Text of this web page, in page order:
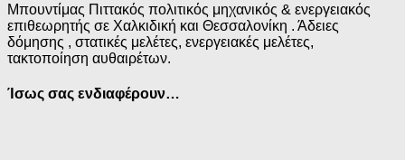
Μπουντίμας Πιττακός πολιτικός μηχανικός & ενεργειακός
επιθεωρητής σε Χαλκιδική και Θεσσαλονίκη . Άδειες
δόμησης , στατικές μελέτες, ενεργειακές μελέτες,
τακτοποίηση αυθαιρέτων.
Ίσως σας ενδιαφέρουν…